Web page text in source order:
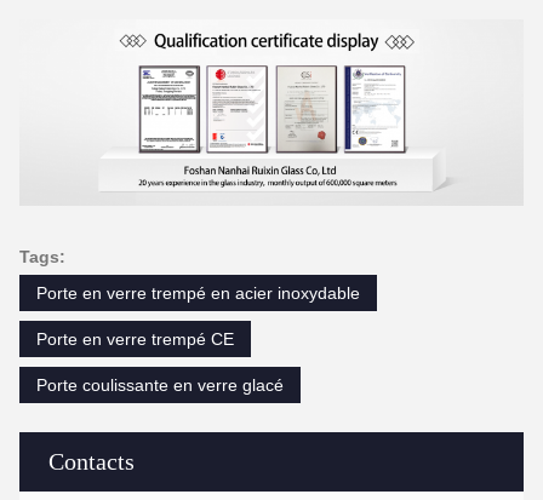
Contacts
Tags:
Porte en verre trempé en acier inoxydable
Porte en verre trempé CE
Porte coulissante en verre glacé